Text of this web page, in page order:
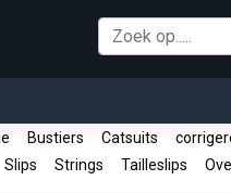
Bustiers Catsuits
Slips Strings Tailleslips